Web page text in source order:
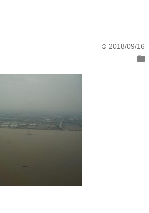
time 2018/09/16
folder